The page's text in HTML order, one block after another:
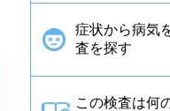
症状から病気
査を探す
この検査は何